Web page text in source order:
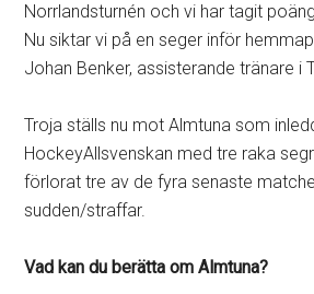
Norrlandsturnén och vi har tagit
Nu siktar vi på en seger inför
Johan Benker, assisterande tränare i
Troja ställs nu mot Almtuna som
HockeyAllsvenskan med tre raka
förlorat tre av de fyra senaste
sudden/straffar.
Vad kan du berätta om Almtuna?